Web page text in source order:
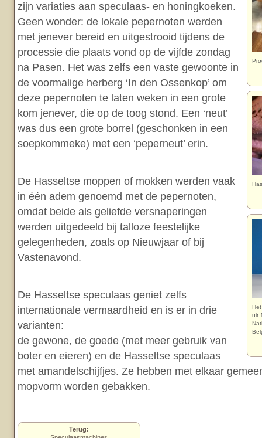
uit
zijn variaties aan speculaas- en honingkoeken.
Geen wonder: de lokale pepernoten werden
met jenever bereid en uitgestrooid tijdens de
processie die plaats vond op de vijfde zondag
na Pasen. Het was zelfs een vaste gewoonte in
de voormalige herberg ‘In den Ossenkop’ om
deze pepernoten te laten weken in een grote
kom jenever, die op de toog stond. Een ‘neut’
was dus een grote borrel (geschonken in een
soepkommeke) met een ‘peperneut’ erin.
De Hasseltse moppen of mokken werden vaak
in één adem genoemd met de pepernoten,
omdat beide als geliefde versnaperingen
werden uitgedeeld bij talloze feestelijke
gelegenheden, zoals op Nieuwjaar of bij
Vastenavond.
De Hasseltse speculaas geniet zelfs
internationale vermaardheid en is er in drie
varianten:
de gewone, de goede (met meer gebruik van
boter en eieren) en de Hasseltse speculaas
met amandelschijfjes. Ze hebben met elkaar
mopvorm worden gebakken.
Terug: